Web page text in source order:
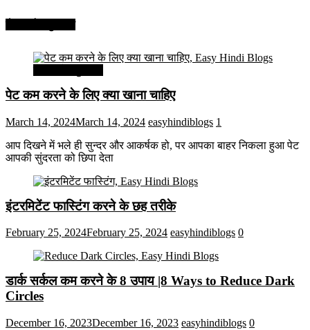
पेट कम करने के लिए क्या खाना चाहिए
March 14, 2024March 14, 2024 easyhindiblogs 1
आप दिखने में भले ही सुन्दर और आकर्षक हो, पर आपका बाहर निकला हुआ पेट
आपकी सुंदरता को छिपा देता
इंटरमिटेंट फास्टिंग करने के छह तरीके
February 25, 2024February 25, 2024 easyhindiblogs 0
डार्क सर्कल कम करने के 8 उपाय |8 Ways to Reduce Dark
Circles
December 16, 2023December 16, 2023 easyhindiblogs 0